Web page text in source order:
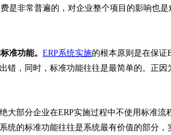
是非常普遍的，对企业整个项目的影响也
准功能。 ERP系统实施的根本原则是在保证
错，同时，标准功能往往是最简单的。正
部分企业在ERP实施过程中不使用标准流
统的标准功能往往是系统最有价值的部分